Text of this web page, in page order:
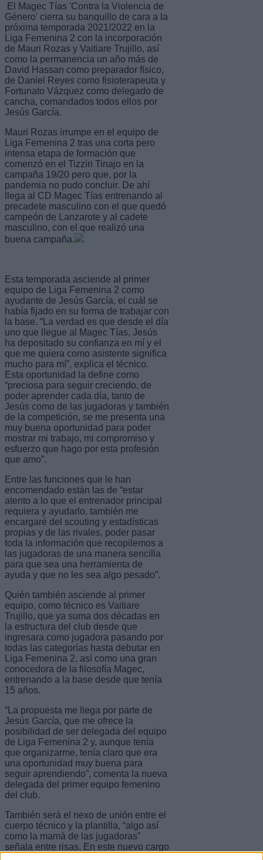
El Magec Tías 'Contra la Violencia de
Género' cierra su banquillo de cara a la
próxima temporada 2021/2022 en la
Liga Femenina 2 con la incorporación
de Mauri Rozas y Vaitiare Trujillo, así
como la permanencia un año más de
David Hassan como preparador físico,
de Daniel Reyes como fisioterapeuta y
Fortunato Vázquez como delegado de
cancha, comandados todos ellos por
Jesús García.
Mauri Rozas irrumpe en el equipo de
Liga Femenina 2 tras una corta pero
intensa etapa de formación que
comenzó en el Tizziri Tinajo en la
campaña 19/20 pero que, por la
pandemia no pudo concluir. De ahí
llega al CD Magec Tías entrenando al
precadete masculino con el que quedó
campeón de Lanzarote y al cadete
masculino, con el que realizó una
buena campaña.
Esta temporada asciende al primer
equipo de Liga Femenina 2 como
ayudante de Jesús García, el cuál se
había fijado en su forma de trabajar con
la base. “La verdad es que desde el día
uno que llegue al Magec Tías, Jesús
ha depositado su confianza en mí y el
que me quiera como asistente significa
mucho para mí”, explica el técnico.
Esta oportunidad la define como
“preciosa para seguir creciendo, de
poder aprender cada día, tanto de
Jesús como de las jugadoras y también
de la competición, se me presenta una
muy buena oportunidad para poder
mostrar mi trabajo, mi compromiso y
esfuerzo que hago por esta profesión
que amo”.
Entre las funciones que le han
encomendado están las de “estar
atento a lo que el entrenador principal
requiera y ayudarlo, también me
encargaré del scouting y estadísticas
propias y de las rivales, poder pasar
toda la información que recopilemos a
las jugadoras de una manera sencilla
para que sea una herramienta de
ayuda y que no les sea algo pesado”.
Quién también asciende al primer
equipo, como técnico es Vaitiare
Trujillo, que ya suma dos décadas en
la estructura del club desde que
ingresara como jugadora pasando por
todas las categorías hasta debutar en
Liga Femenina 2, así como una gran
conocedora de la filosofía Magec,
entrenando a la base desde que tenía
15 años.
“La propuesta me llega por parte de
Jesús García, que me ofrece la
posibilidad de ser delegada del equipo
de Liga Femenina 2 y, aunque tenía
que organizarme, tenía claro que era
una oportunidad muy buena para
seguir aprendiendo”, comenta la nueva
delegada del primer equipo femenino
del club.
También será el nexo de unión entre el
cuerpo técnico y la plantilla, “algo así
como la mamá de las jugadoras”
señala entre risas. En este nuevo cargo